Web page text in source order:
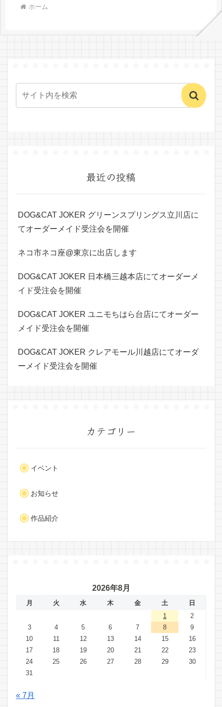
ホーム
最近の投稿
DOG&CAT JOKER グリーンスプリングス立川店に
てオーダーメイド受注会を開催
ネコ市ネコ座@東京に出店します
DOG&CAT JOKER 日本橋三越本店にてオーダーメ
イド受注会を開催
DOG&CAT JOKER ユニモちはら台店にてオーダー
メイド受注会を開催
DOG&CAT JOKER クレアモール川越店にてオーダ
ーメイド受注会を開催
カテゴリー
イベント
お知らせ
作品紹介
2026年8月
月 火 水 木 金 土
日
1
2
3
4 5 6 7 8
9
10
11 12 13 14 15
16
17
18 19 20 21 22
23
24
25 26 27 28 29
30
31
« 7月